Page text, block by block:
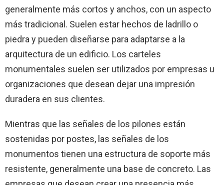
generalmente más cortos y anchos, con un aspecto
más tradicional. Suelen estar hechos de ladrillo o
piedra y pueden diseñarse para adaptarse a la
arquitectura de un edificio. Los carteles
monumentales suelen ser utilizados por empresas u
organizaciones que desean dejar una impresión
duradera en sus clientes.
Mientras que las señales de los pilones están
sostenidas por postes, las señales de los
monumentos tienen una estructura de soporte más
resistente, generalmente una base de concreto. Las